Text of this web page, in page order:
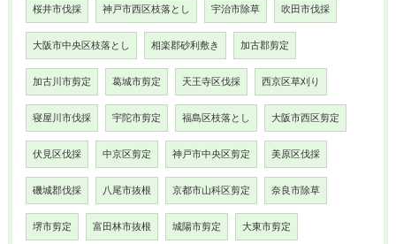
桜井市伐採 神戸市西区枝落とし 宇治市除草 吹田市伐採
大阪市中央区枝落とし 相楽郡砂利敷き 加古郡剪定
加古川市剪定 葛城市剪定 天王寺区伐採 西京区草刈り
寝屋川市伐採 宇陀市剪定 福島区枝落とし 大阪市西区剪定
伏見区伐採 中京区剪定 神戸市中央区剪定 美原区伐採
磯城郡伐採 八尾市抜根 京都市山科区剪定 奈良市除草
堺市剪定 富田林市抜根 城陽市剪定 大東市剪定